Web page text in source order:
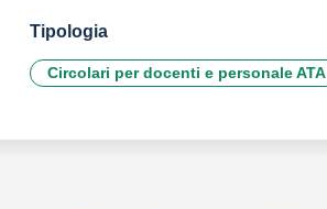
Tipologia
Circolari per docenti e personale ATA